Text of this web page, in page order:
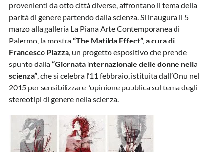
provenienti da otto città diverse, affrontano il tema della
parità di genere partendo dalla scienza. Si inaugura il 5
marzo alla galleria La Piana Arte Contemporanea di
Palermo, la mostra“The Matilda Effect”, a cura di
Francesco Piazza, un progetto espositivo che prende
spunto dalla“Giornata internazionale delle donne nella
scienza”, che si celebra l’11 febbraio, istituita dall’Onu nel
2015 per sensibilizzare l’opinione pubblica sul tema degli
stereotipi di genere nella scienza.